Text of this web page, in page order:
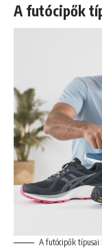
A futócipők
A futócipők típusai